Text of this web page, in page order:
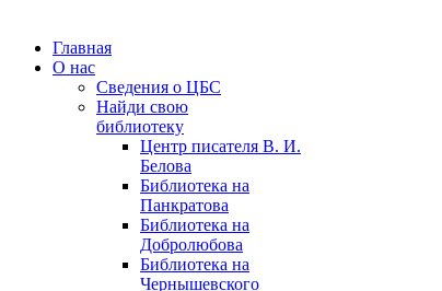
Главная
О нас
Сведения о ЦБС
Найди свою
библиотеку
Центр писателя В. И.
Белова
Библиотека на
Панкратова
Библиотека на
Добролюбова
Библиотека на
Чернышевского